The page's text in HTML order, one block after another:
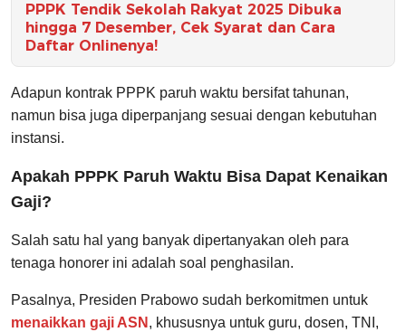
PPPK Tendik Sekolah Rakyat 2025 Dibuka
hingga 7 Desember, Cek Syarat dan Cara
Daftar Onlinenya!
Adapun kontrak PPPK paruh waktu bersifat tahunan,
namun bisa juga diperpanjang sesuai dengan kebutuhan
instansi.
Apakah PPPK Paruh Waktu Bisa Dapat Kenaikan
Gaji?
Salah satu hal yang banyak dipertanyakan oleh para
tenaga honorer ini adalah soal penghasilan.
Pasalnya, Presiden Prabowo sudah berkomitmen untuk
menaikkan gaji ASN , khususnya untuk guru, dosen, TNI,